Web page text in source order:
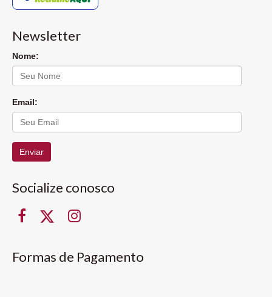
Newsletter
Nome:
Email:
Enviar
Socialize conosco
Formas de Pagamento